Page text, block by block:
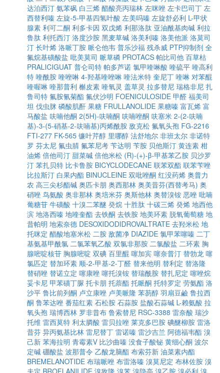
达泊西汀 氨苯砜 白三烯 醋酸亮丙瑞林 左咪唑 左卡巴司丁 左
西替利嗪 左旋-5-甲基四氢叶酸 左美吗嗪 左旋舒必利 L-甲状
腺素 利可二酮 利多卡因 双戊烯 利那洛肽 亚油酰基肉碱 利拉
鲁肽 利托西汀 洛度沙胺 黑麦草碱 洛美利嗪 洛美他派 洛莫司
汀 长叶烯 洛哌丁胺 哌仑他韦 普乐沙福 残杀威 PTP抑制剂 全
氟烷基磺酸盐 吡美莫司 哌草磷 PROTACS 帕比司他 百草枯
PRALICIGUAT 普仑司特 帕多芦诺 氯甲喹啉酸 喹硫平 喹高利
特 喹酰胺 喹唑啉 4-羟基喹唑啉 喹法米特 奎尼丁 喹啉 对苯醌
喹喔啉 喹那普利 槲皮素 喹氧灵 盖草灵 拉多替尼 瑞格非尼 扎
鲁司特 氟胺氰菊酯 氟伏沙明 FOENICULOSIDE 甲醛 福美司
坦 伐虫脒 磷酸肌酐 果糖 FRULLANOLIDE 果糖嗪 富瓦烯 富
马酸盐 呋喃他酮 2(5H)-呋喃酮 呋喃唑酮 呋塞米 2-(2-呋喃
基)-3-(5-硝基-2-呋喃基)丙烯酰胺 敌克松 氟氧头孢 FG-2216
FTI-277 FK-565 镰叶芹醇 里哪醇 法舒地尔 非班太尔 非诺特
罗 芬太尼 氟虫腈 氟苯尼考 苄达明 苄胺 贝他斯汀 黄连素 柑
油烯 倍他司汀 甜菜碱 倍他米松 (R)-(+)-β-甲基苯乙胺 贝沙罗
汀 苯扎贝特 比卡鲁胺 BICYCLODECANE 联苯双酯 联苯苄唑
比拉斯汀 白果内酯 BINUCLEINE 双吡唑酮 红没药烯 奥普力
农 高三尖杉酯碱 奥匹卡朋 奥西那林 奥美昔芬(西替考马) 奥
硝唑 鸟氨酸 奥非那林 奥培米芬 奥斯他林 奥替溴铵 恶唑 吡喃
葡糖苷 牛磺酸 十溴二苯醚 癸烷 十胜肽 十碳三烯 癸烯 地西他
滨 地洛西嗪 地喹奎酯 去铁酮 去铁胺 地美环素 脱氧葡萄糖 地
昔帕明 地索奈德 DESOXIDODIDROVALTRATE 去羟米松 地
托咪定 醋酸地塞米松 二胺 敌菌净 DIAZIDE 氯甲苯噻嗪 二丁
基氨基甲酰氯 二氯苯氧乙酸 双氯非那胺 二氯酸盐 二环素 胸
腺嘧啶核苷 胸腺嘧啶 双碘 百里醌 噻加宾 噻奈普汀 替勃龙 噻
氯匹定 替加环素 顺-2-甲基-2-丁醛 替来他明 替利定 替洛隆
替硝唑 替诺立定 噻康唑 噻托溴铵 替瑞酰胺 替扎尼定 噻唑烷
妥卡尼 甲苯磺丁脲 托卡朋 托萘酯 托哌酮 托特罗定 劳氨酯 洛
沙平 鲁比前列酮 卢立康唑 卢美哌隆 苯芴醇 羽扇豆鹼 鲁拉西
酮 鲁苯达唑 番茄红素 石松胺 石蒜胺 盐酸石蒜碱 L-赖氨酸 拉
氧头孢 瑞博西林 罗非昔布 鲁索替尼 RSC-3388 雷奈酸 瑞沙
托维 雷西莫特 利太膦酸 雷贝拉唑 莱克多巴胺 碘醚柳胺 雷洛
昔芬 异丙氨基比林 雷尼替丁 雷诺嗪 雷沙吉兰 阿德福韦酯 溴
己新 苯海拉明 青霉素V 比沙曲嗪 没食子酸铋 黄细心酮 波尔
定碱 硼酸盐 波那普令 乙酸龙脑酯 布索芬新 油菜素内酯
BREMELANOTIDE 布瑞哌唑 布雷洛嗪 溴莫尼定 布林佐胺 溴
夫定 BROFLANILIDE 溴敌隆 溴苯 溴隐亭 溴乙胺 溴必利 溴